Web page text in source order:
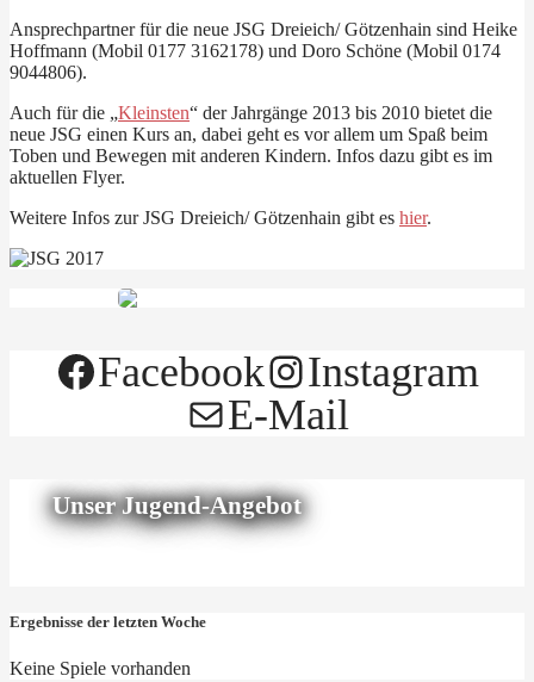
Ansprechpartner für die neue JSG Dreieich/ Götzenhain sind Heike
Hoffmann (Mobil 0177 3162178) und Doro Schöne (Mobil 0174
9044806).
Auch für die „Kleinsten“ der Jahrgänge 2013 bis 2010 bietet die
neue JSG einen Kurs an, dabei geht es vor allem um Spaß beim
Toben und Bewegen mit anderen Kindern. Infos dazu gibt es im
aktuellen Flyer.
Weitere Infos zur JSG Dreieich/ Götzenhain gibt es hier.
Facebook
Instagram
E-Mail
Unser Jugend-Angebot
Ergebnisse der letzten Woche
Keine Spiele vorhanden